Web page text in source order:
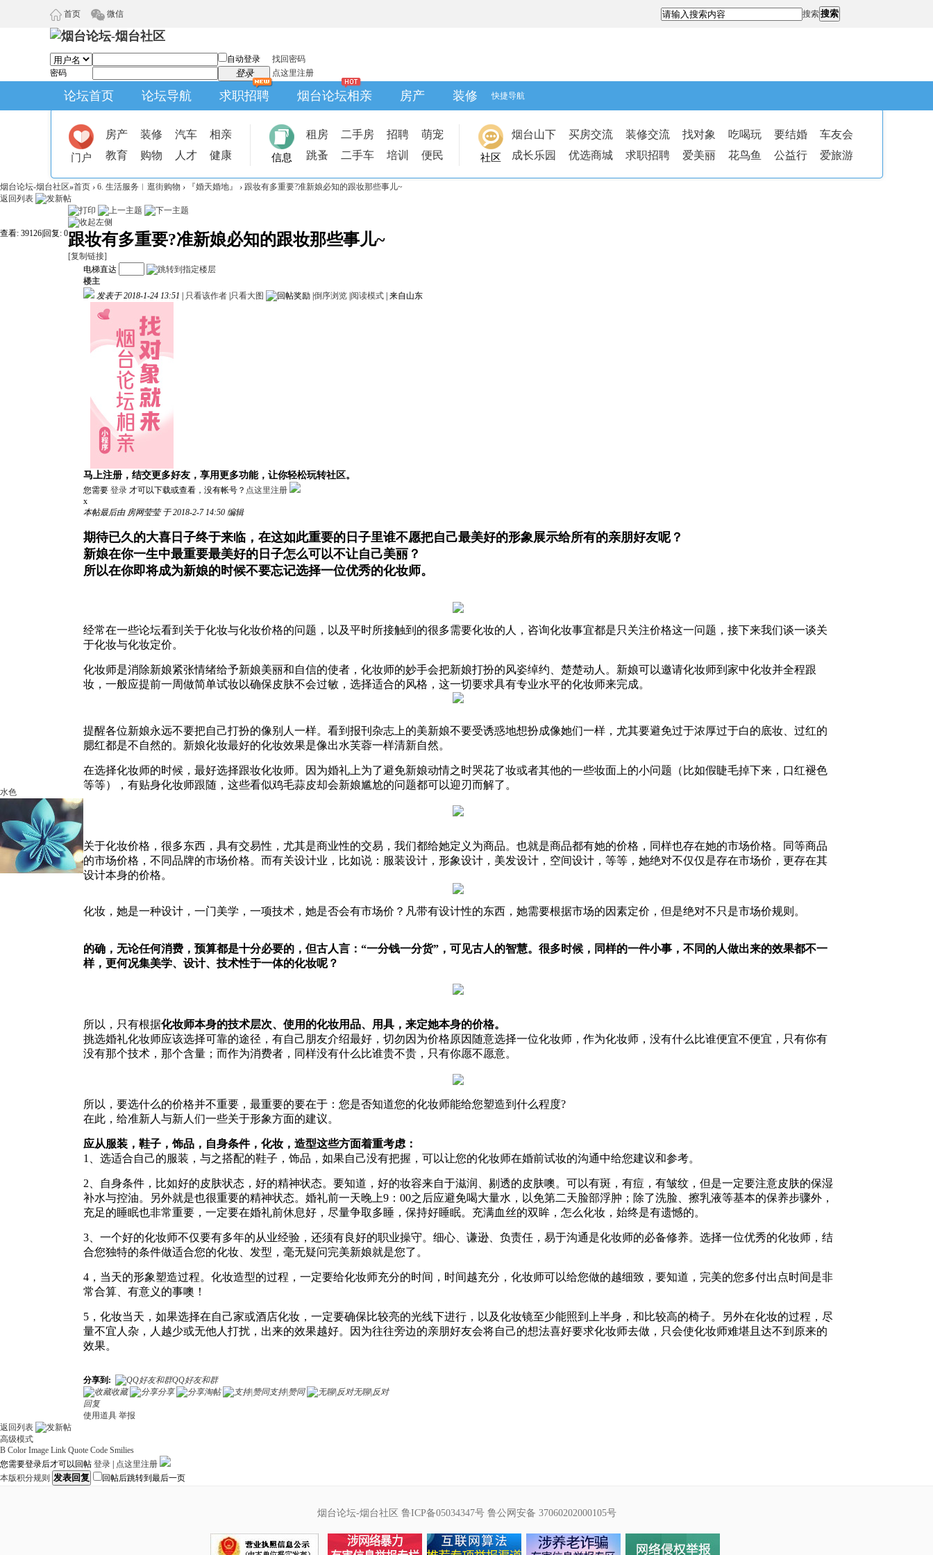
首页 微信 搜索搜索
自动登录
找回密码
密码
登录 点这里注册
论坛首页 论坛导航 求职招聘 烟台论坛相亲 房产 装修 快捷导航
门户
房产 装修 汽车
相亲
教育
购物 人才 健康 信息
租房 二手房 招聘
萌宠
跳蚤
二手车 培训 便民 社区
烟台山下 买房交流 装修交流 找对象 吃喝玩 要结婚
车友会
成长乐园
优选商城 求职招聘 爱美丽 花鸟鱼 公益行 爱旅游
烟台论坛-烟台社区»首页 › 6. 生活服务︱逛街购物 › 『婚天婚地』 › 跟妆有多重要?准新娘必知的跟妆那些事儿~
返回列表
查看: 39126 回复: 0跟妆有多重要?准新娘必知的跟妆那些事儿~
[复制链接]
水色
电梯直达
楼主
发表于 2018-1-24 13:51
只看该作者 只看大图 倒序浏览 阅读模式 来自山东
马上注册，结交更多好友，享用更多功能，让你轻松玩转社区。
您需要 登录 才可以下载或查看，没有帐号？ 点这里注册
x
本帖最后由 房网莹莹 于 2018-2-7 14:50 编辑
期待已久的大喜日子终于来临，在这如此重要的日子里谁不愿把自己最美好的形象展示给所有的亲朋好友呢？
新娘在你一生中最重要最美好的日子怎么可以不让自己美丽？
所以在你即将成为新娘的时候不要忘记选择一位优秀的化妆师。
经常在一些论坛看到关于化妆与化妆价格的问题，以及平时所接触到的很多需要化妆的人，咨询化妆事宜都是只关注价格这一问题，接下来我们谈一谈关
于化妆与化妆定价。
化妆师是消除新娘紧张情绪给予新娘美丽和自信的使者，化妆师的妙手会把新娘打扮的风姿绰约、楚楚动人。新娘可以邀请化妆师到家中化妆并全程跟
妆，一般应提前一周做简单试妆以确保皮肤不会过敏，选择适合的风格，这一切要求具有专业水平的化妆师来完成。
提醒各位新娘永远不要把自己打扮的像别人一样。看到报刊杂志上的美新娘不要受诱惑地想扮成像她们一样，尤其要避免过于浓厚过于白的底妆、过红的
腮红都是不自然的。新娘化妆最好的化妆效果是像出水芙蓉一样清新自然。
在选择化妆师的时候，最好选择跟妆化妆师。
因为婚礼上为了避免新娘动情之时哭花了妆或者其他的一些妆面上的小问题（比如假睫毛掉下来，口红褪色
等等），有贴身化妆师跟随，这些看似鸡毛蒜皮却会新娘尴尬的问题都可以迎刃而解了。
关于化妆价格，很多东西，具有交易性，尤其是商业性的交易，我们都给她定义为商品。也就是商品都有她的价格，同样也存在她的市场价格。同等商品
的市场价格，不同品牌的市场价格。而有关设计业，比如说：服装设计，形象设计，美发设计，空间设计，等等，她绝对不仅仅是存在市场价，更存在其
设计本身的价格。
化妆，她是一种设计，一门美学，一项技术，她是否会有市场价？凡带有设计性的东西，她需要根据市场的因素定价，但是绝对不只是市场价规则。
的确，无论任何消费，预算都是十分必要的，但古人言：“一分钱一分货”，可见古人的智慧。很多时候，同样的一件小事，不同的人做出来的效果都不一
样，更何况集美学、设计、技术性于一体的化妆呢？
所以，只有根据化妆师本身的技术层次、使用的化妆用品、用具，来定她本身的价格。
挑选婚礼化妆师应该选择可靠的途径，有自己朋友介绍最好，切勿因为价格原因随意选择一位化妆师，作为化妆师，没有什么比谁便宜不便宜，只有你有
没有那个技术，那个含量；而作为消费者，同样没有什么比谁贵不贵，只有你愿不愿意。
所以，要选什么的价格并不重要，最重要的要在于：您是否知道您的化妆师能给您塑造到什么程度?
在此，给准新人与新人们一些关于形象方面的建议。
应从服装，鞋子，饰品，自身条件，化妆，造型这些方面着重考虑：
1、选适合自己的服装，与之搭配的鞋子，饰品，如果自己没有把握，可以让您的化妆师在婚前试妆的沟通中给您建议和参考。
2、自身条件，比如好的皮肤状态，好的精神状态。要知道，好的妆容来自于滋润、剔透的皮肤噢。可以有斑，有痘，有皱纹，但是一定要注意皮肤的保湿
补水与控油。另外就是也很重要的精神状态。婚礼前一天晚上9：00之后应避免喝大量水，以免第二天脸部浮肿；除了洗脸、擦乳液等基本的保养步骤外，
充足的睡眠也非常重要，一定要在婚礼前休息好，尽量争取多睡，保持好睡眠。充满血丝的双眸，怎么化妆，始终是有遗憾的。
3、一个好的化妆师不仅要有多年的从业经验，还须有良好的职业操守。细心、谦逊、负责任，易于沟通是化妆师的必备修养。选择一位优秀的化妆师，结
合您独特的条件做适合您的化妆、发型，毫无疑问完美新娘就是您了。
4，当天的形象塑造过程。化妆造型的过程，一定要给化妆师充分的时间，时间越充分，化妆师可以给您做的越细致，要知道，完美的您多付出点时间是非
常合算、有意义的事噢！
5，化妆当天，如果选择在自己家或酒店化妆，一定要确保比较亮的光线下进行，以及化妆镜至少能照到上半身，和比较高的椅子。另外在化妆的过程，尽
量不宜人杂，人越少或无他人打扰，出来的效果越好。因为往往旁边的亲朋好友会将自己的想法喜好要求化妆师去做，只会使化妆师难堪且达不到原来的
效果。
分享到:
QQ好友和群
收藏
分享 淘帖 支持|赞同
无聊|反对
回复
使用道具 举报
返回列表
高级模式
B Color Image Link Quote Code Smilies
您需要登录后才可以回帖 登录
点这里注册
本版积分规则 发表回复 回帖后跳转到最后一页
烟台论坛-烟台社区 鲁ICP备05034347号 鲁公网安备 37060202000105号